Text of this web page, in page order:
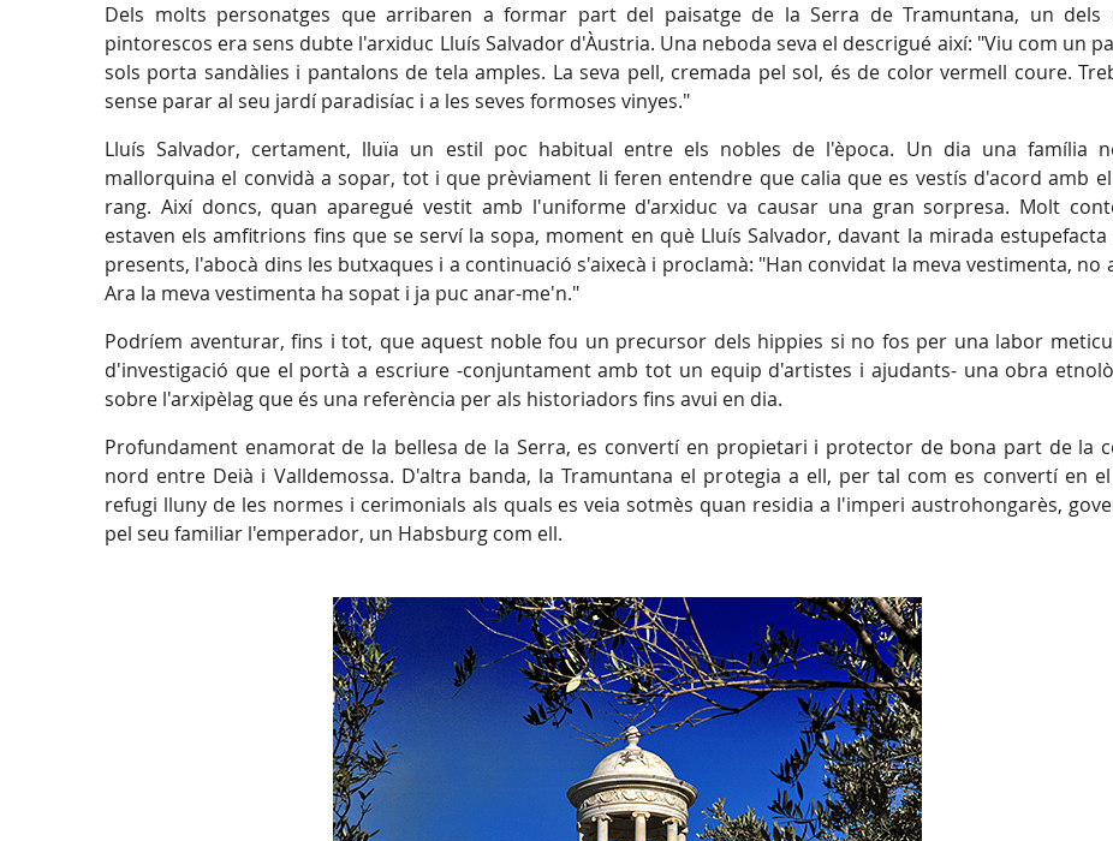
Dels molts personatges que arribaren a formar part del paisatge de la Serra de Tramuntana, un dels
pintorescos era sens dubte l'arxiduc Lluís Salvador d'Àustria. Una neboda seva el descrigué així: "Viu com un
sols porta sandàlies i pantalons de tela amples. La seva pell, cremada pel sol, és de color vermell coure.
sense parar al seu jardí paradisíac i a les seves formoses vinyes."
Lluís Salvador, certament, lluïa un estil poc habitual entre els nobles de l'època. Un dia una família
mallorquina el convidà a sopar, tot i que prèviament li feren entendre que calia que es vestís d'acord amb
rang. Així doncs, quan aparegué vestit amb l'uniforme d'arxiduc va causar una gran sorpresa. Molt
estaven els amfitrions fins que se serví la sopa, moment en què Lluís Salvador, davant la mirada estupefacta
presents, l'abocà dins les butxaques i a continuació s'aixecà i proclamà: "Han convidat la meva vestimenta, no
Ara la meva vestimenta ha sopat i ja puc anar-me'n."
Podríem aventurar, fins i tot, que aquest noble fou un precursor dels hippies si no fos per una labor
d'investigació que el portà a escriure -conjuntament amb tot un equip d'artistes i ajudants- una obra
sobre l'arxipèlag que és una referència per als historiadors fins avui en dia.
Profundament enamorat de la bellesa de la Serra, es convertí en propietari i protector de bona part de la
nord entre Deià i Valldemossa. D'altra banda, la Tramuntana el protegia a ell, per tal com es convertí en
refugi lluny de les normes i cerimonials als quals es veia sotmès quan residia a l'imperi austrohongarès,
pel seu familiar l'emperador, un Habsburg com ell.